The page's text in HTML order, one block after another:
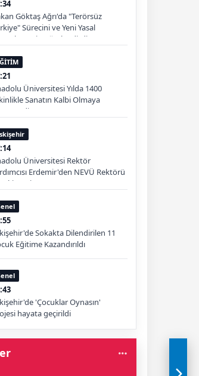
Göktaş Ağrı'da "Terörsüz
Sürecini ve Yeni Yasal
Değerlendirdi
Üniversitesi Yılda 1400
Sanatın Kalbi Olmaya
Ediyor
Üniversitesi Rektör
Erdemir'den NEVÜ Rektörü
Ziyaret
Sokakta Dilendirilen 11
Eğitime Kazandırıldı
'Çocuklar Oynasın'
hayata geçirildi